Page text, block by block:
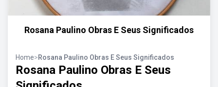
Rosana Paulino Obras E Seus Significados
Home>Rosana Paulino Obras E Seus Significados
Rosana Paulino Obras E Seus